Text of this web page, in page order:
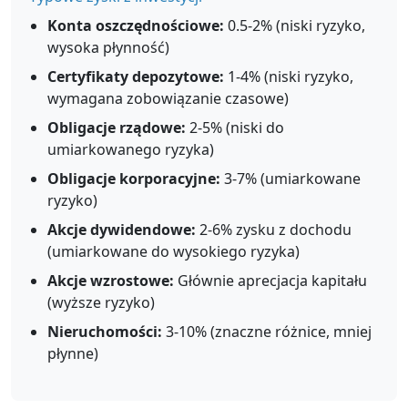
Konta oszczędnościowe: 0.5-2% (niski ryzyko,
wysoka płynność)
Certyfikaty depozytowe: 1-4% (niski ryzyko,
wymagana zobowiązanie czasowe)
Obligacje rządowe: 2-5% (niski do
umiarkowanego ryzyka)
Obligacje korporacyjne: 3-7% (umiarkowane
ryzyko)
Akcje dywidendowe: 2-6% zysku z dochodu
(umiarkowane do wysokiego ryzyka)
Akcje wzrostowe: Głównie aprecjacja kapitału
(wyższe ryzyko)
Nieruchomości: 3-10% (znaczne różnice, mniej
płynne)